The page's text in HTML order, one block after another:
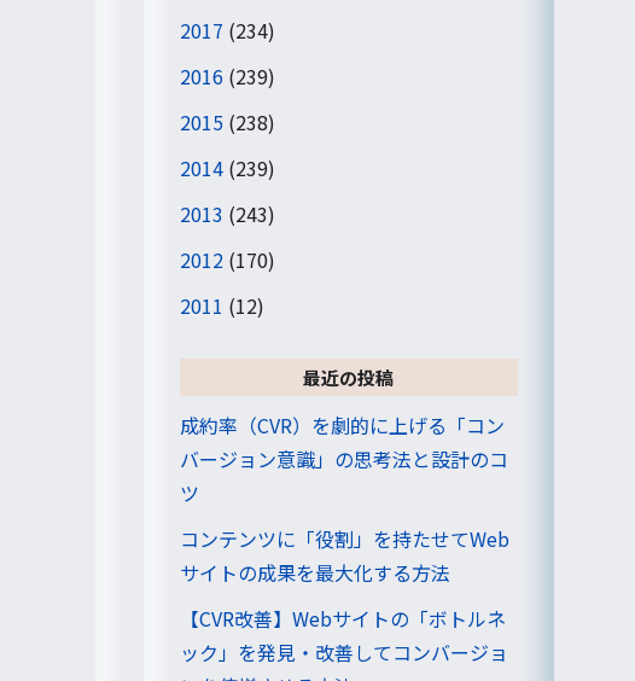
2017 (234)
2016(239)
2015(238)
2014(239)
2013 (243)
2012(170)
2011 (12)
最近の投稿
成約率（CVR）を劇的に上げる「コン
バージョン意識」の思考法と設計のコ
ツ
コンテンツに「役割」を持たせてWeb
サイトの成果を最大化する方法
【CVR改善】Webサイトの「ボトルネ
ック」を発見・改善してコンバージョ